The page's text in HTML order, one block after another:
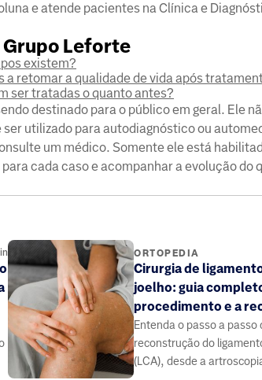
e atende pacientes na Clínica e
Leforte
existem?
retomar a qualidade de vida após
ser tratadas o quanto antes?
destinado para o público em geral. Ele
utilizado para autodiagnóstico ou
um médico. Somente ele está
cada caso e acompanhar a evolução do
ORTOPEDIA
Cirurgia de
joelho: guia
procedimento e a
Entenda o passo a passo
reconstrução do
(LCA), desde a